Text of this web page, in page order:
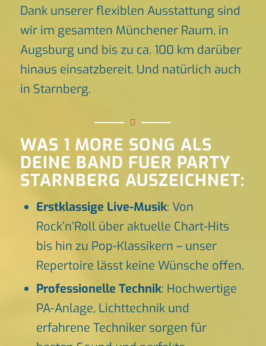
Dank unserer flexiblen Ausstattung sind
wir im gesamten Münchener Raum, in
Augsburg und bis zu ca. 100 km darüber
hinaus einsatzbereit. Und natürlich auch
in Starnberg.
WAS 1 MORE SONG ALS
DEINE BAND FUER PARTY
STARNBERG AUSZEICHNET:
Erstklassige Live-Musik: Von
Rock’n’Roll über aktuelle Chart-Hits
bis hin zu Pop-Klassikern – unser
Repertoire lässt keine Wünsche offen.
Professionelle Technik: Hochwertige
PA-Anlage, Lichttechnik und
erfahrene Techniker sorgen für